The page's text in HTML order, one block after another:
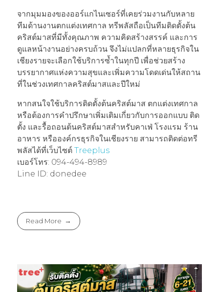
จากมุมมองของออร์แกไนเซอร์ที่เคยร่วมงานกับหลาย
ทีมด้านงานตกแต่งเทศกาล ทรีพลัสถือเป็นทีมติดตั้งต้น
คริสต์มาสที่มีทั้งคุณภาพ ความคิดสร้างสรรค์ และการ
ดูแลหน้างานอย่างครบถ้วน จึงไม่แปลกที่หลายธุรกิจใน
เชียงรายจะเลือกใช้บริการซ้ำในทุกปี เพื่อช่วยสร้าง
บรรยากาศแห่งความสุขและเพิ่มความโดดเด่นให้สถาน
ที่ในช่วงเทศกาลคริสต์มาสและปีใหม่
หากสนใจใช้บริการติดตั้งต้นคริสต์มาส ตกแต่งเทศกาล
หรือต้องการคำปรึกษาเพิ่มเติมเกี่ยวกับการออกแบบ ติด
ตั้ง และรื้อถอนต้นคริสต์มาสสำหรับคาเฟ่ โรงแรม ร้าน
อาหาร หรือองค์กรธุรกิจในเชียงราย สามารถติดต่อทรี
พลัสได้ที่เว็บไซต์ Treeplus
เบอร์โทร: 094-494-8989
Line ID: donedee
Read More